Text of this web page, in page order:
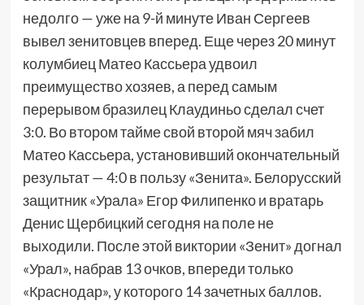
недолго — уже на 9-й минуте Иван Сергеев
вывел зенитовцев вперед. Еще через 20 минут
колумбиец Матео Кассьера удвоил
преимущество хозяев, а перед самым
перерывом бразилец Клаудиньо сделал счет
3:0. Во втором тайме свой второй мяч забил
Матео Кассьера, установивший окончательный
результат — 4:0 в пользу «Зенита». Белорусский
защитник «Урала» Егор Филипенко и вратарь
Денис Щербицкий сегодня на поле не
выходили. После этой виктории «Зенит» догнал
«Урал», набрав 13 очков, впереди только
«Краснодар», у которого 14 зачетных баллов.